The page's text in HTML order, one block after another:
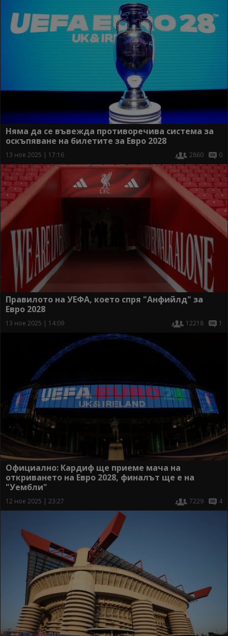
Няма да се въвежда противоречива система за
оскъпяване на билетите за Евро 2028
13 ное 2025 | 17:16 2860 0
Правилото на УЕФА, което спря "Анфийлд" за
Евро 2028
13 ное 2025 | 14:09 12218 1
Официално: Кардиф ще приеме мача на
откриването на Евро 2028, финалът ще е на
"Уембли"
12 ное 2025 | 23:27 7229 4